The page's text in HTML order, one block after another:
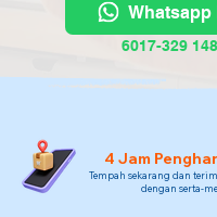
Whatsapp
6017-329
4 Jam
Tempah sekarang dan
dengan serta-